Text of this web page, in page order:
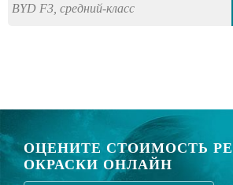
BYD F3, средний-класс
ОЦЕНИТЕ СТОИМОСТЬ
ОКРАСКИ ОНЛАЙН